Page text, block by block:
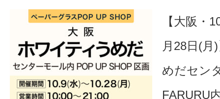
【大阪・
月28日(
めだセン
FARURU